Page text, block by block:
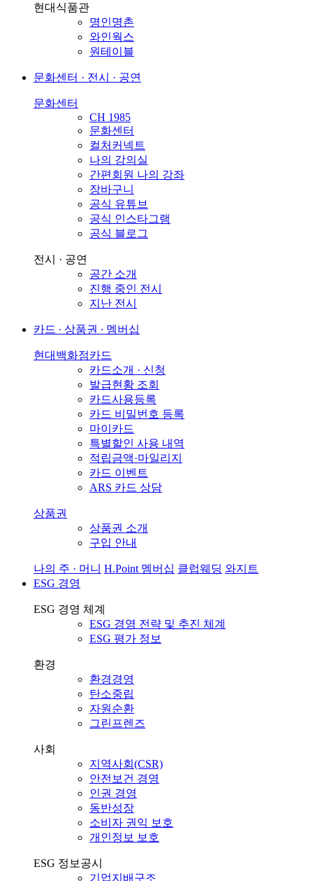
현대식품관
명인명촌
와인웍스
원테이블
문화센터 · 전시 · 공연
문화센터
CH 1985
문화센터
컬처커넥트
나의 강의실
간편회원 나의 강좌
장바구니
공식 유튜브
공식 인스타그램
공식 블로그
전시 · 공연
공간 소개
진행 중인 전시
지난 전시
카드 ∙ 상품권 ∙ 멤버십
현대백화점카드
카드소개 · 신청
발급현황 조회
카드사용등록
카드 비밀번호 등록
마이카드
특별할인 사용 내역
적립금액·마일리지
카드 이벤트
ARS 카드 상담
상품권
상품권 소개
구입 안내
나의 주 · 머니 H.Point 멤버십 클럽웨딩 와지트
ESG 경영
ESG 경영 체계
ESG 경영 전략 및 추진 체계
ESG 평가 정보
환경
환경경영
탄소중립
자원순환
그린프렌즈
사회
지역사회(CSR)
안전보건 경영
인권 경영
동반성장
소비자 권익 보호
개인정보 보호
ESG 정보공시
기업지배구조